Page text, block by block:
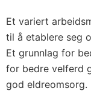
Et variert
til å etablere seg
Et grunnlag for
for bedre velferd
god eldreomsorg.